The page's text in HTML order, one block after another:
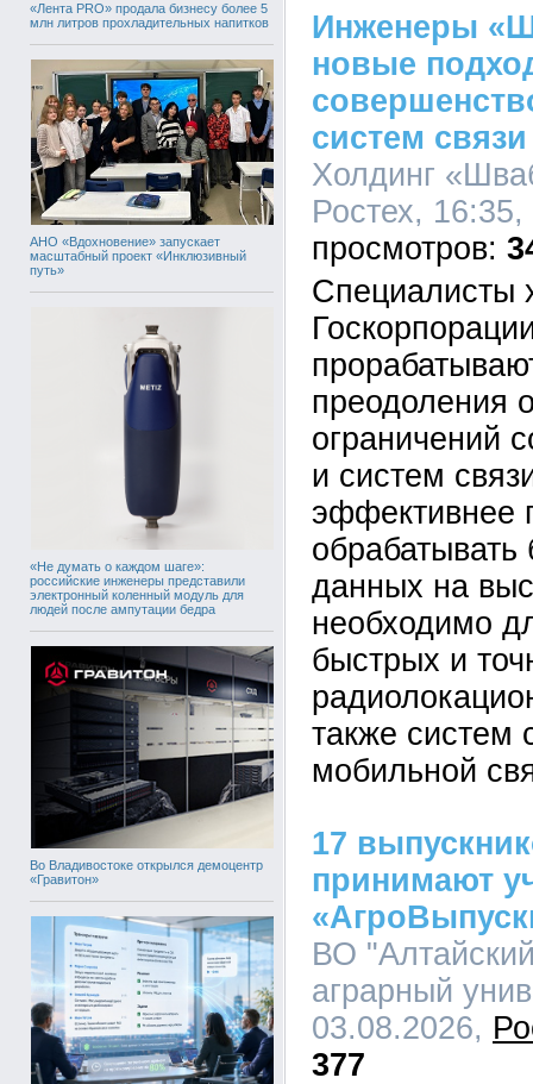
«Лента PRO» продала бизнесу более 5
млн литров прохладительных напитков
АНО «Вдохновение» запускает
масштабный проект «Инклюзивный
путь»
«Не думать о каждом шаге»:
российские инженеры представили
электронный коленный модуль для
людей после ампутации бедра
Во Владивостоке открылся демоцентр
«Гравитон»
Инженеры
новые
систем
Холдинг
Ростех,
Специалисты
преодоления
ограничений
и систем
эффективнее
данных на
необходимо
быстрых и
также систем
мобильной
17
принимают
ВО
аграрный
03.08.2026,
377